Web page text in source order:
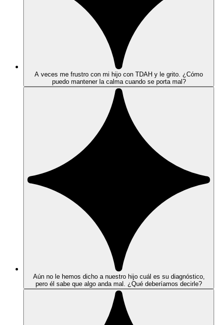
A veces me frustro con mi hijo con TDAH y le grito. ¿Cómo
puedo mantener la calma cuando se porta mal?
Aún no le hemos dicho a nuestro hijo cuál es su diagnóstico,
pero él sabe que algo anda mal. ¿Qué deberíamos decirle?